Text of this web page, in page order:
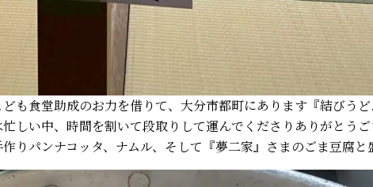
も食堂助成のお力を借りて、大分市都町にあります『結びう
しい中、時間を割いて段取りして運んでくださりありがとうご
りパンナコッタ、ナムル、そして『夢二家』さまのごま豆腐と